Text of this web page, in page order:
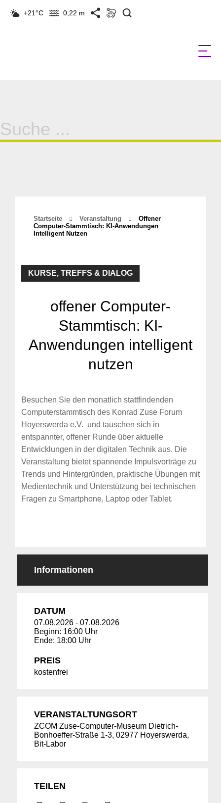
+21°C 0,22 m
Suche
für:
Startseite Veranstaltung
Offener
Computer-Stammtisch: KI-Anwendungen
Intelligent Nutzen
KURSE, TREFFS & DIALOG
offener Computer-
Stammtisch: KI-
Anwendungen intelligent
nutzen
Besuchen Sie den monatlich stattfindenden
Computerstammtisch des Konrad Zuse Forum
Hoyerswerda e.V. und tauschen sich in
entspannter, offener Runde über aktuelle
Entwicklungen in der digitalen Technik aus. Die
Veranstaltung bietet spannende Impulsvorträge zu
Trends und Hintergründen, praktische Übungen mit
Medientechnik und Unterstützung bei technischen
Fragen zu Smartphone, Laptop oder Tablet.
Informationen
DATUM
07.08.2026 - 07.08.2026
Beginn: 16:00 Uhr
Ende: 18:00 Uhr
PREIS
kostenfrei
VERANSTALTUNGSORT
ZCOM Zuse-Computer-Museum Dietrich-
Bonhoeffer-Straße 1-3, 02977 Hoyerswerda,
Bit-Labor
TEILEN